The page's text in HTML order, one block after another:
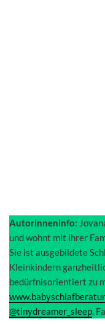
Autorinneninfo:
und wohnt mit ihrer
Sie ist ausgebildete
Kleinkindern
bedürfnisorientiert zu
@tinydreamer_sleep,